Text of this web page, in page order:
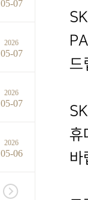
05-07
2026
05-07
2026
05-07
2026
05-06
드
휴
바